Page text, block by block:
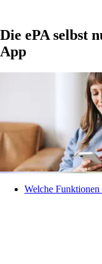
Die ePA selbst
App
Welche